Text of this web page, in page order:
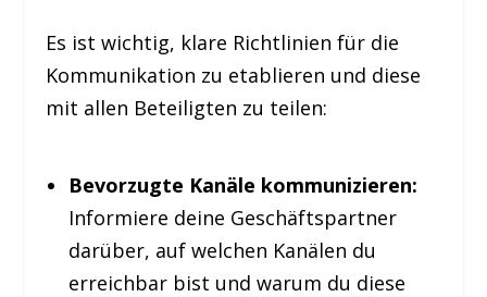
Es ist wichtig, klare Richtlinien für die
Kommunikation zu etablieren und diese
mit allen Beteiligten zu teilen:
Bevorzugte Kanäle kommunizieren:
Informiere deine Geschäftspartner
darüber, auf welchen Kanälen du
erreichbar bist und warum du diese